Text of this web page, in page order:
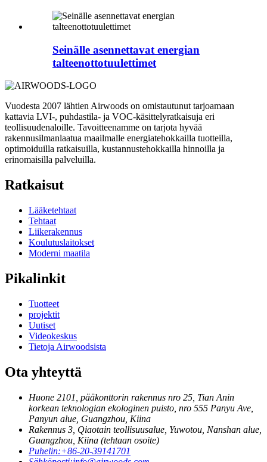
Seinälle asennettavat energian
talteenottotuulettimet
Vuodesta 2007 lähtien Airwoods on omistautunut tarjoamaan
kattavia LVI-, puhdastila- ja VOC-käsittelyratkaisuja eri
teollisuudenaloille. Tavoitteenamme on tarjota hyvää
rakennusilmanlaatua maailmalle energiatehokkailla tuotteilla,
optimoiduilla ratkaisuilla, kustannustehokkailla hinnoilla ja
erinomaisilla palveluilla.
Ratkaisut
Lääketehtaat
Tehtaat
Liikerakennus
Koulutuslaitokset
Moderni maatila
Pikalinkit
Tuotteet
projektit
Uutiset
Videokeskus
Tietoja Airwoodsista
Ota yhteyttä
Huone 2101, pääkonttorin rakennus nro 25, Tian Anin
korkean teknologian ekologinen puisto, nro 555 Panyu Ave,
Panyun alue, Guangzhou, Kiina
Rakennus 3, Qiaotain teollisuusalue, Yuwotou, Nanshan alue,
Guangzhou, Kiina (tehtaan osoite)
Puhelin:+86-20-39141701